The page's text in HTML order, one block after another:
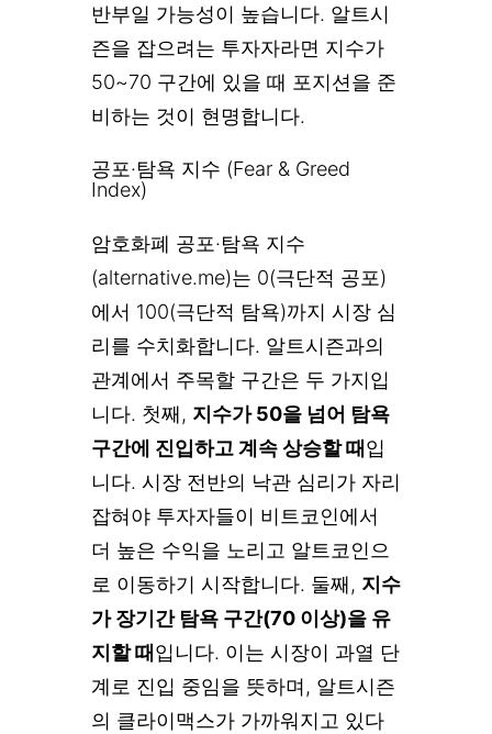
반부일 가능성이 높습니다. 알트시
즌을 잡으려는 투자자라면 지수가
50~70 구간에 있을 때 포지션을 준
비하는 것이 현명합니다.
공포·탐욕 지수 (Fear & Greed
Index)
암호화폐 공포·탐욕 지수
(alternative.me)는 0(극단적 공포)
에서 100(극단적 탐욕)까지 시장 심
리를 수치화합니다. 알트시즌과의
관계에서 주목할 구간은 두 가지입
니다. 첫째, 지수가 50을 넘어 탐욕
구간에 진입하고 계속 상승할 때 입
니다. 시장 전반의 낙관 심리가 자리
잡혀야 투자자들이 비트코인에서
더 높은 수익을 노리고 알트코인으
로 이동하기 시작합니다. 둘째, 지수
가 장기간 탐욕 구간(70 이상)을 유
지할 때 입니다. 이는 시장이 과열 단
계로 진입 중임을 뜻하며, 알트시즌
의 클라이맥스가 가까워지고 있다